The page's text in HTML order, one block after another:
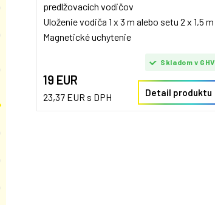
predlžovacích vodičov
Uloženie vodiča 1 x 3 m alebo setu 2 x 1,5 m
Magnetické uchytenie
19 EUR
23,37 EUR s DPH
Skladom v GHV
Detail produktu